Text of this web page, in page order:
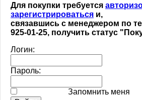
Для покупки требуется
зарегистрироваться и,
связавшись с менеджером по
925-01-25, получить статус
Логин:
Пароль:
Запомнить меня